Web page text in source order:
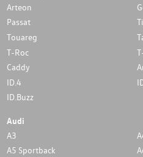
Arteon
Passat
Touareg
T-Roc
Caddy
ID.4
ID.Buzz
Audi
A3
A5 Sportback